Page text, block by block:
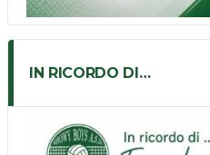
IN RICORDO DI…